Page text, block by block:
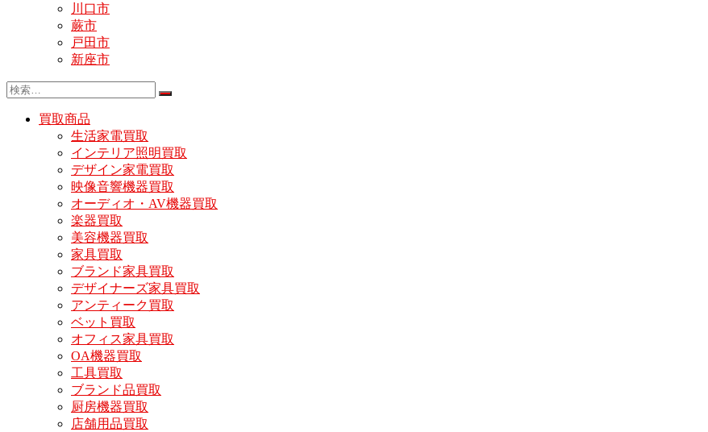
川口市
蕨市
戸田市
新座市
買取商品
生活家電買取
インテリア照明買取
デザイン家電買取
映像音響機器買取
オーディオ・AV機器買取
楽器買取
美容機器買取
家具買取
ブランド家具買取
デザイナーズ家具買取
アンティーク買取
ベット買取
オフィス家具買取
OA機器買取
工具買取
ブランド品買取
厨房機器買取
店舗用品買取